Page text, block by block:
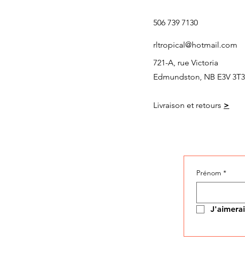
Livraison et retours >
506 739 7130
rltropical@hotmail.com
721-A, rue Victoria
Edmundston, NB E3V 3T3
Prénom *